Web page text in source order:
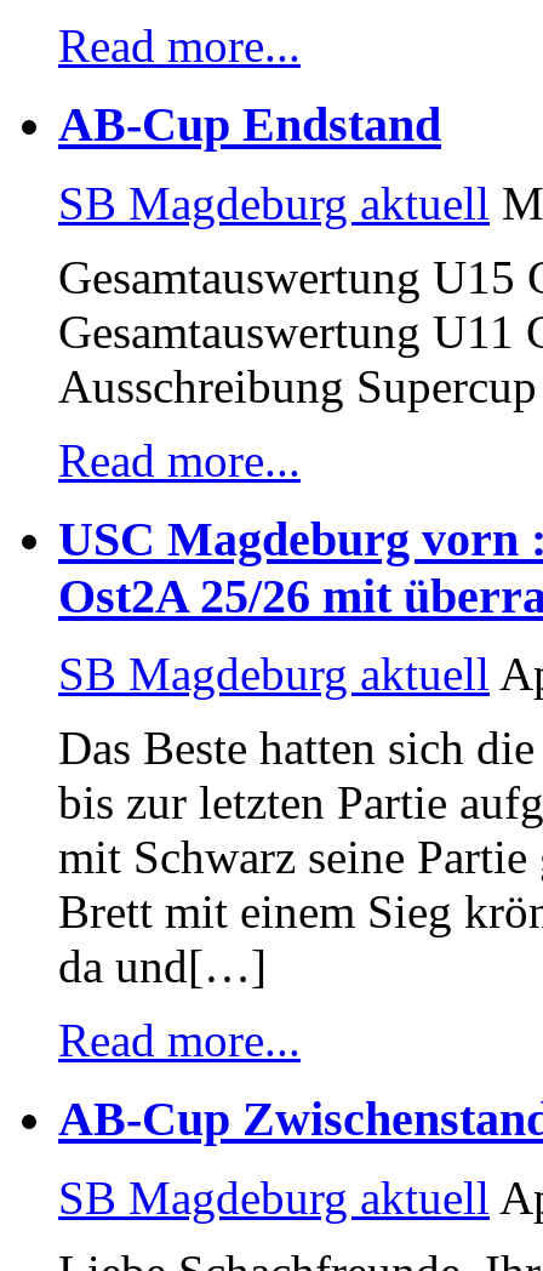
Read more...
AB-Cup Endstand
SB Magdeburg aktuell
Gesamtauswertung U15
Gesamtauswertung U11
Ausschreibung
Read more...
USC Magdeburg vorn
Ost2A 25/26 mit
SB Magdeburg aktuell
Das Beste hatten sich
bis zur letzten Partie
mit Schwarz seine
Brett mit einem Sieg
da und[…]
Read more...
AB-Cup
SB Magdeburg aktuell